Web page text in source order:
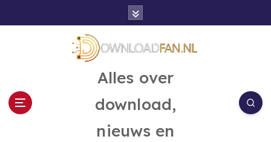
Alles over
download,
nieuws en